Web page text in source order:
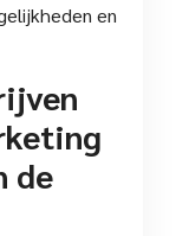
en
de